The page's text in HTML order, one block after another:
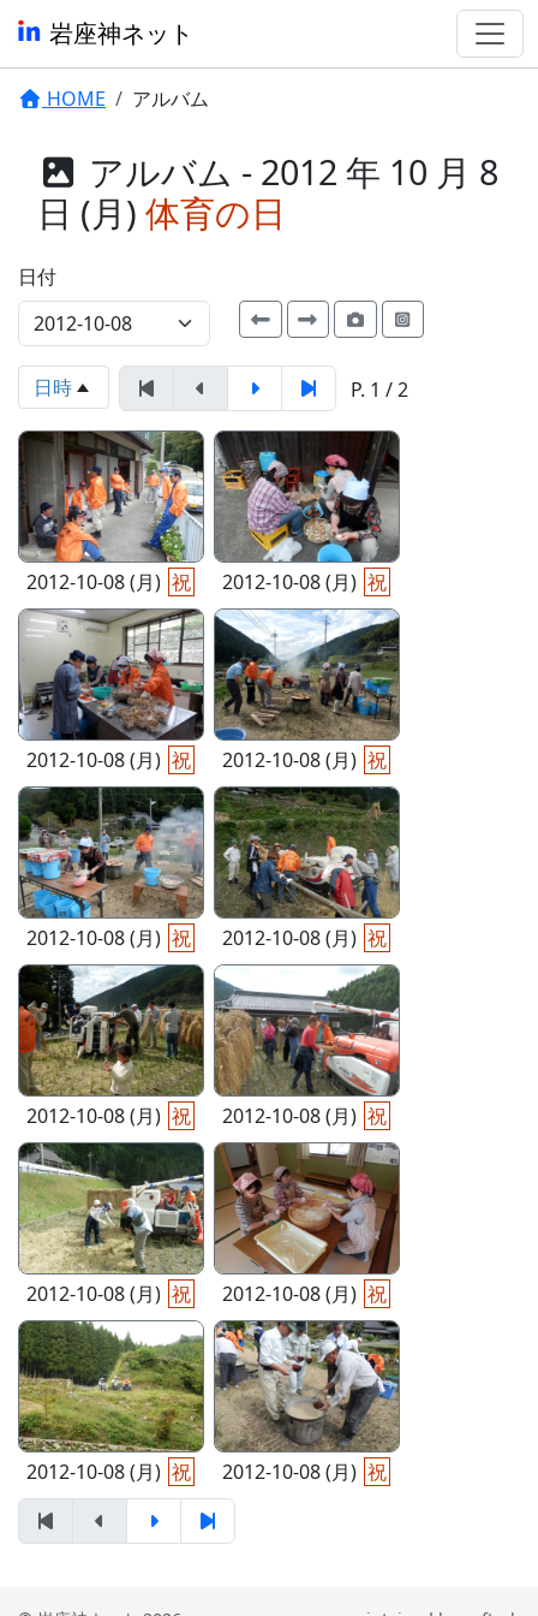
岩座神ネット
HOME アルバム
アルバム - 2012 年 10 月 8
日 (月) 体育の日
日付
日時 P. 1 / 2
2012-10-08 (月) 祝 2012-10-08 (月) 祝
2012-10-08 (月) 祝 2012-10-08 (月) 祝
2012-10-08 (月) 祝 2012-10-08 (月) 祝
2012-10-08 (月) 祝 2012-10-08 (月) 祝
2012-10-08 (月) 祝 2012-10-08 (月) 祝
2012-10-08 (月) 祝 2012-10-08 (月) 祝